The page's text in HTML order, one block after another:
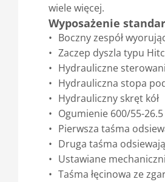
wiele więcej.
Wyposażenie
Boczny zespół
Zaczep dyszla typu
Hydrauliczne
Hydrauliczna stopa
Hydrauliczny skręt kół
Ogumienie 600/55-26.5
Pierwsza taśma
Druga taśma
Ustawiane
Taśma łęcinowa ze